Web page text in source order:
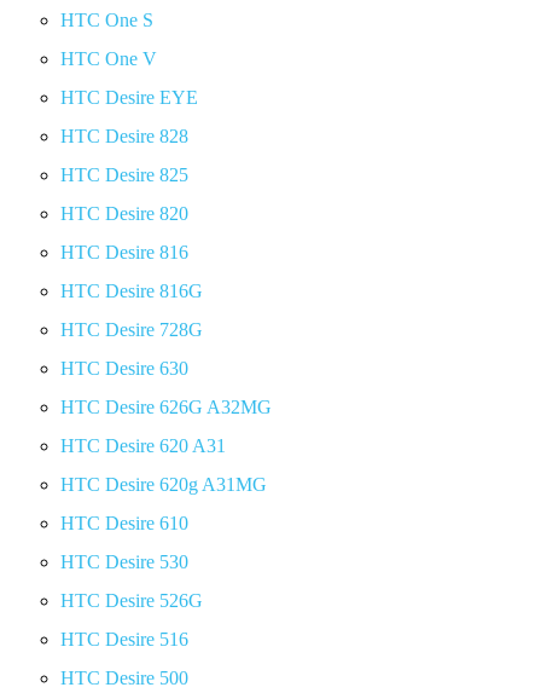
HTC One S
HTC One V
HTC Desire EYE
HTC Desire 828
HTC Desire 825
HTC Desire 820
HTC Desire 816
HTC Desire 816G
HTC Desire 728G
HTC Desire 630
HTC Desire 626G A32MG
HTC Desire 620 A31
HTC Desire 620g A31MG
HTC Desire 610
HTC Desire 530
HTC Desire 526G
HTC Desire 516
HTC Desire 500